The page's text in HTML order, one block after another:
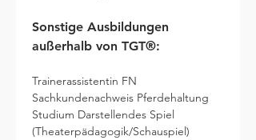
Sonstige Ausbildungen
außerhalb von TGT®:
Trainerassistentin FN
Sachkundenachweis Pferdehaltung
Studium Darstellendes Spiel
(Theaterpädagogik/Schauspiel)